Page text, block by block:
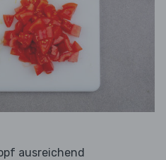
ausreichend